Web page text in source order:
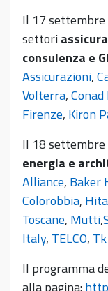
Il 17 settembre
settori
consulenza e
Assicurazioni,
Volterra,
Firenze, Kiron
Il 18
energia e
Alliance, Baker
Colorobbia,
Toscane, Mutti,
Italy, TELCO,
Il programma
alla pagina: